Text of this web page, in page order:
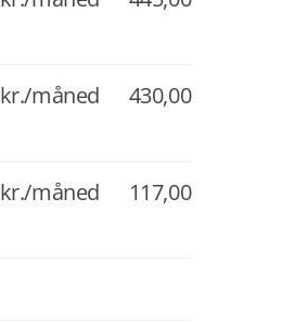
kr./måned 430,00
kr./måned 117,00